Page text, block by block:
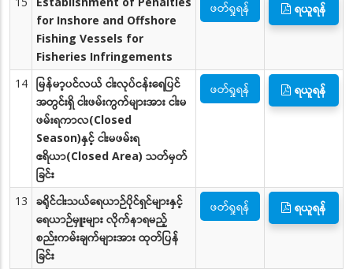
for Inshore and Offshore
Fishing Vessels for
Fisheries Infringements
ဖတ်ရှုရန် ရယူရန်
14
မြန်မာ့ပင်လယ် ငါးလုပ်ငန်းရေပြင်
အတွင်းရှိ ငါးဖမ်းကွက်များအား ငါးမ
ဖမ်းရကာလ(Closed
Season)နှင့် ငါးမဖမ်းရ
ဧရိယာ(Closed Area) သတ်မှတ်
ခြင်း
ဖတ်ရှုရန် ရယူရန်
13
ခရိုင်ငါးသယ်ရေယာဉ်ပိုင်ရှင်များနှင့်
ရေယာဉ်မှူးများ လိုက်နာရမည့်
စည်းကမ်းချက်များအား ထုတ်ပြန်
ခြင်း
ဖတ်ရှုရန် ရယူရန်